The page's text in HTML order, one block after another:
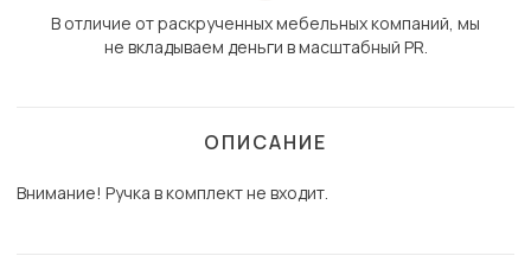
В отличие от раскрученных мебельных компаний, мы
не вкладываем деньги в масштабный PR.
ОПИСАНИЕ
Внимание! Ручка в комплект не входит.